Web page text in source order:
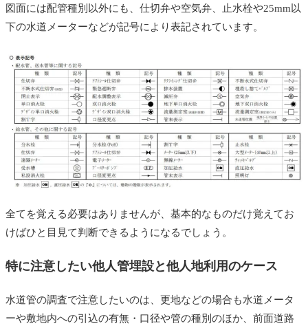
図面には配管種別以外にも、仕切弁や空気弁、止水栓や25mm以
下の水道メーターなどが記号により表記されています。
全てを覚える必要はありませんが、基本的なものだけ覚えてお
けばひと目見て判断できるようになるでしょう。
特に注意したい他人管埋設と他人地利用のケース
水道管の調査で注意したいのは、更地などの場合も水道メータ
ーや敷地内への引込の有無・口径や管の種別のほか、前面道路